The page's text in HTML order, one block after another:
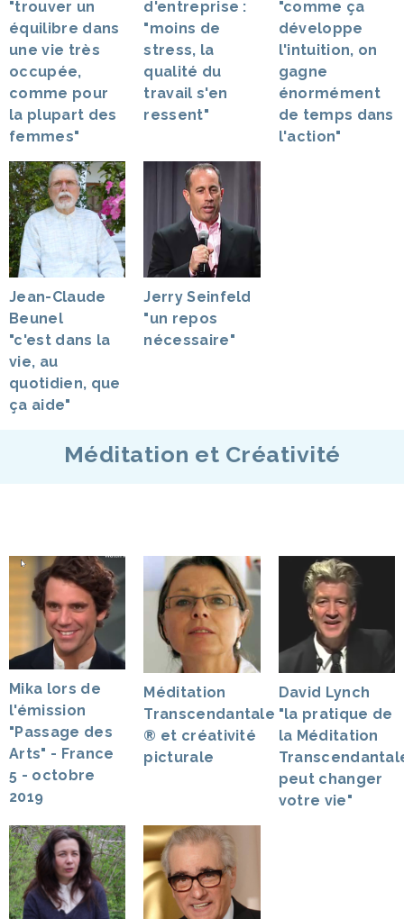
"trouver un
équilibre dans
une vie très
occupée,
comme pour
la plupart des
femmes"
d'entreprise :
"moins de
stress, la
qualité du
travail s'en
ressent"
"comme ça
développe
l'intuition, on
gagne
énormément
de temps dans
l'action"
Jean-Claude
Beunel
"c'est dans la
vie, au
quotidien, que
ça aide"
Jerry Seinfeld
"un repos
nécessaire"
Méditation et Créativité
Mika lors de
l'émission
"Passage des
Arts" - France
5 - octobre
2019
Méditation
Transcendantale
® et créativité
picturale
David Lynch
"la pratique de
la Méditation
peut changer
votre vie"